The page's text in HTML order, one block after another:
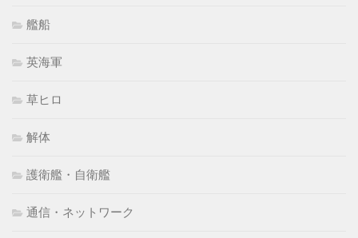
艦船
英海軍
草ヒロ
解体
護衛艦・自衛艦
通信・ネットワーク